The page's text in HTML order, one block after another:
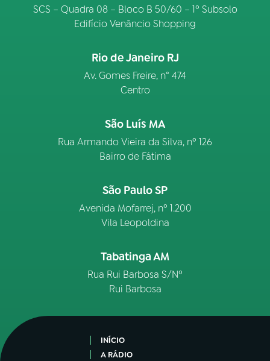
SCS – Quadra 08 – Bloco B 50/60 – 1º Subsolo
Edifício Venâncio Shopping
Rio de Janeiro RJ
Av. Gomes Freire, n° 474
Centro
São Luís MA
Rua Armando Vieira da Silva, nº 126
Bairro de Fátima
São Paulo SP
Avenida Mofarrej, nº 1.200
Vila Leopoldina
Tabatinga AM
Rua Rui Barbosa S/Nº
Rui Barbosa
INÍCIO
A RÁDIO